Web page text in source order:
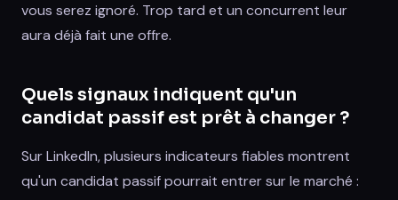
vous serez ignoré. Trop tard et un concurrent leur
aura déjà fait une offre.
Quels signaux indiquent qu'un
candidat passif est prêt à changer ?
Sur LinkedIn, plusieurs indicateurs fiables montrent
qu'un candidat passif pourrait entrer sur le marché :